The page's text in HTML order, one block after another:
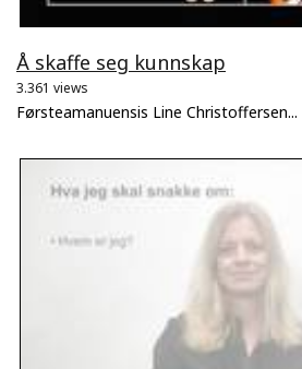
Å skaffe seg kunnskap
3.361 views
Førsteamanuensis Line Christoffersen...